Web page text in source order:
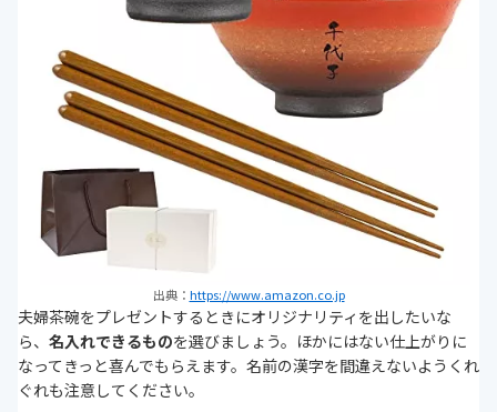
出典： https://www.amazon.co.jp
夫婦茶碗をプレゼントするときにオリジナリティを出したいな
ら、 名入れできるものを選びましょう。ほかにはない仕上がりに
なってきっと喜んでもらえます。名前の漢字を間違えないようくれ
ぐれも注意してください。